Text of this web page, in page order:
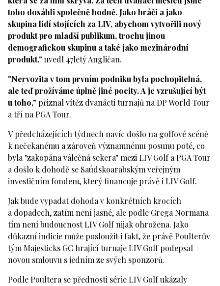
toho dosáhli společně hodně. Jako hráči a jako
skupina lidí stojících za LIV, abychom vytvořili nový
produkt pro mladší publikum, trochu jinou
demografickou skupinu a také jako mezinárodní
produkt," uvedl 47letý Angličan.
"Nervozita v tom prvním podniku byla pochopitelná,
ale teď prožíváme úplně jiné pocity. A je vzrušující být
u toho," přiznal vítěz dvanácti turnajů na DP World Tour
a tří na PGA Tour.
V předcházejících týdnech navíc došlo na golfové scéně
k nečekanému a zároveň významnému posunu poté, co
byla "zakopána válečná sekera" mezi LIV Golf a PGA Tour
a došlo k dohodě se Saúdskoarabským veřejným
investičním fondem, který financuje právě i LIV Golf.
Jak bude vypadat dohoda v konkrétních krocích
a dopadech, zatím není jasné, ale podle Grega Normana
tím není budoucnost LIV Golf nijak ohrožena. Jako
důkazní indicie může posloužit i fakt, že právě Poulterův
tým Majesticks GC hrající turnaje LIV Golf podepsal
novou smlouvu s jedním ze svých sponzorů.
Podle Poultera se přednosti série LIV Golf ukázaly